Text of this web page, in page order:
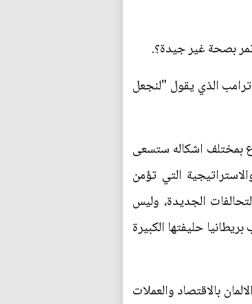
بصحة غير جيدة؟.
ترامب الذي يقول "لنجعل
بمختلف اشكاله ستسعى
التي تؤمن
الجديدة، وليس
حليفتها الكبيرة
بالاقتصاد والعملات